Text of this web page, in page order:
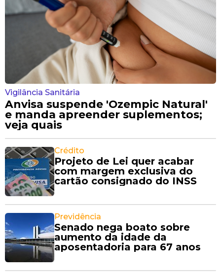
Vigilância Sanitária
Anvisa suspende 'Ozempic Natural'
e manda apreender suplementos;
veja quais
Crédito
Projeto de Lei quer acabar
com margem exclusiva do
cartão consignado do INSS
Previdência
Senado nega boato sobre
aumento da idade da
aposentadoria para 67 anos